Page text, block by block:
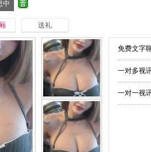
中
送礼
免费文字
一对多视
一对一视